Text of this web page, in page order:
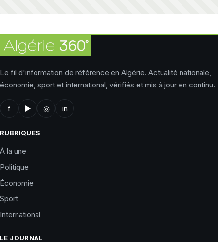
Le fil d'information de référence en Algérie. Actualité nationale,
économie, sport et international, vérifiés et mis à jour en continu.
f ▶ ◎ in
RUBRIQUES
À la une
Politique
Économie
Sport
International
LE JOURNAL